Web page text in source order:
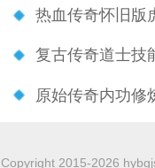
热血传奇怀旧版
复古传奇道士技
原始传奇内功修
Copyright 2015-2026